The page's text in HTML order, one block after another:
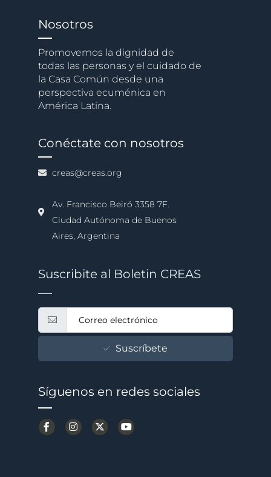
Nosotros
Promovemos la dignidad de
todas las personas y el cuidado de
la Casa Común desde una
perspectiva ecuménica en
América Latina.
Conéctate con nosotros
creas@creas.org
Av. Francisco Beiró 3358 7F.
Ciudad Autónoma de Buenos
Aires, Argentina
Suscribite al Boletin CREAS
Suscríbete
Síguenos en redes sociales